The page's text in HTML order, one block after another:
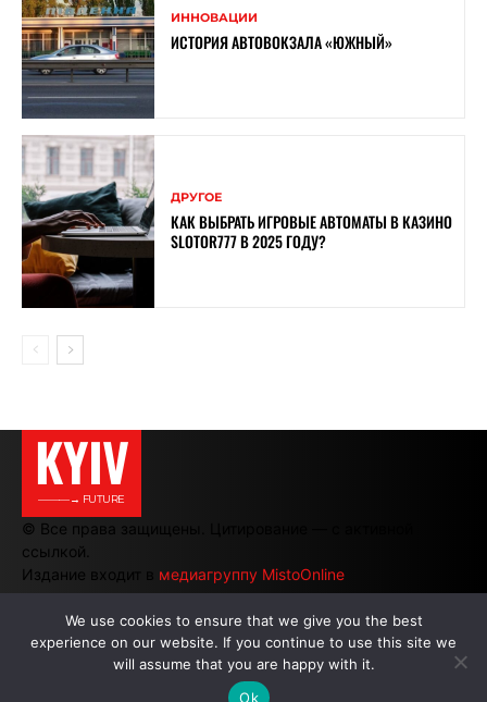
ИННОВАЦИИ
ИСТОРИЯ АВТОВОКЗАЛА «ЮЖНЫЙ»
ДРУГОЕ
КАК ВЫБРАТЬ ИГРОВЫЕ АВТОМАТЫ В КАЗИНО
SLOTOR777 В 2025 ГОДУ?
KYIV
———→ FUTURE
© Все права защищены. Цитирование — с активной
ссылкой.
Издание входит в медиагруппу MistoOnline
АВТОРЫ | РЕКЛАМА НА САЙТЕ
We use cookies to ensure that we give you the best
experience on our website. If you continue to use this site we
will assume that you are happy with it.
Ok